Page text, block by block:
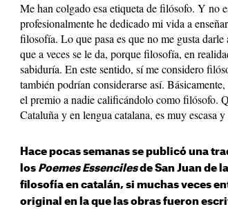
Me han colgado esa etiqueta de filósofo. Y no
profesionalmente he dedicado mi vida a
filosofía. Lo que pasa es que no me gusta darle
que a veces se le da, porque filosofía, en
sabiduría. En este sentido, sí me considero
también podrían considerarse así.
el premio a nadie calificándolo como filósofo.
Cataluña y en lengua catalana, es muy escasa
Hace pocas semanas se publicó una
los Poemes Essencilesde San Juan de
filosofía en catalán, si muchas veces
original en la que las obras fueron